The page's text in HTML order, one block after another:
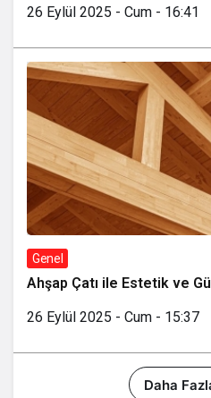
26 Eylül 2025 - Cum - 16:41
Genel
Ahşap Çatı ile Estetik ve
26 Eylül 2025 - Cum - 15:37
Daha